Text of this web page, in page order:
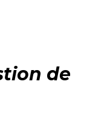
de